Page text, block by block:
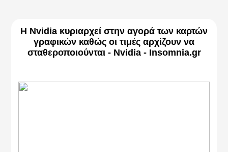
Η Nvidia κυριαρχεί στην αγορά των καρτών
γραφικών καθώς οι τιμές αρχίζουν να
σταθεροποιούνται - Nvidia - Insomnia.gr